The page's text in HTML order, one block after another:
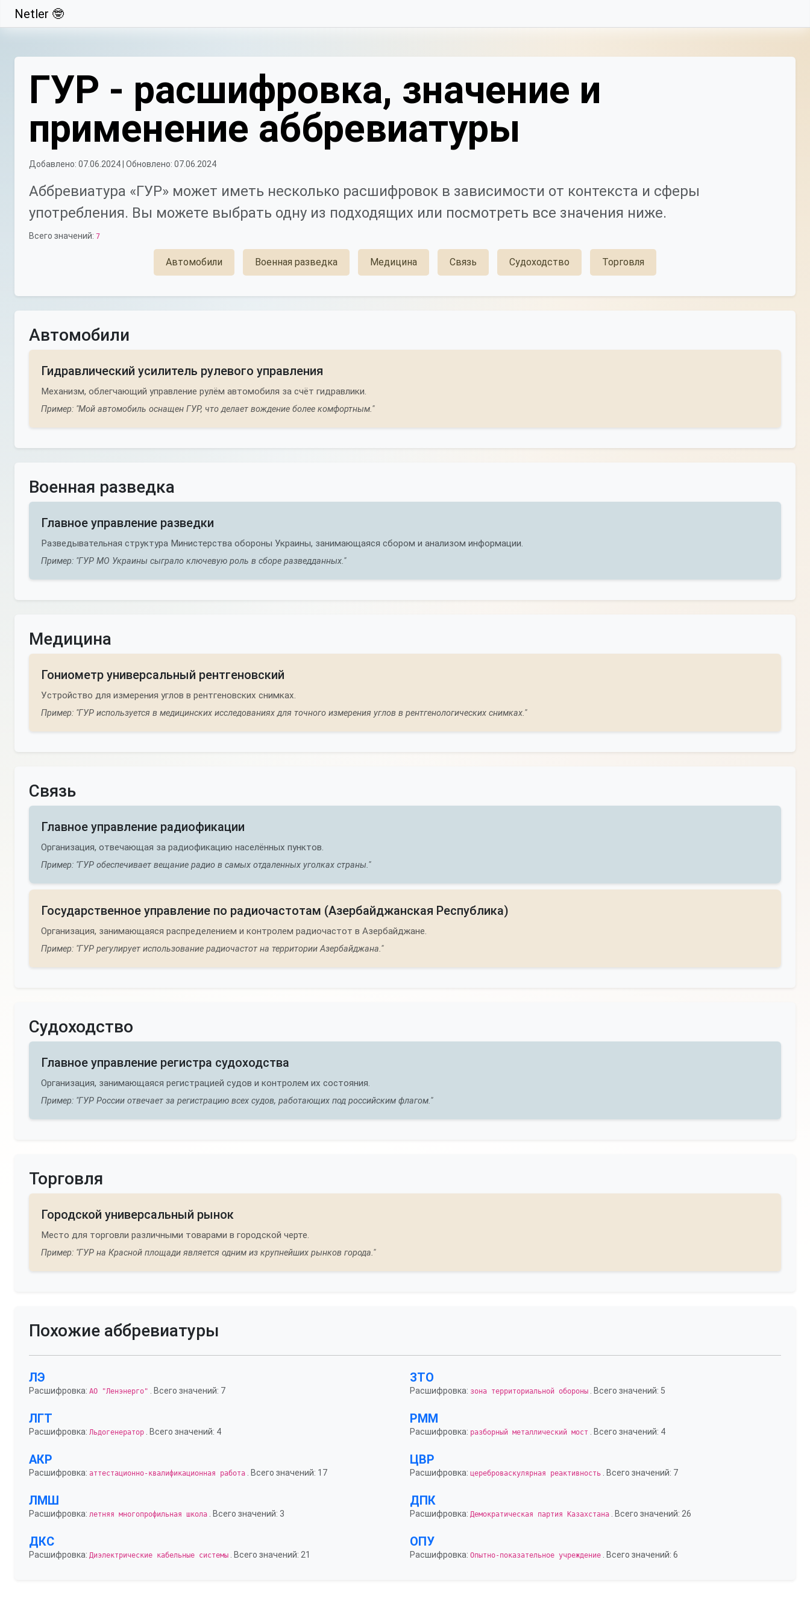
Свернуть
Netler 🤓
ГУР - расшифровка, значение и
применение аббревиатуры
Добавлено: 07.06.2024 | Обновлено: 07.06.2024
Аббревиатура «ГУР» может иметь несколько расшифровок в зависимости от контекста и сферы
употребления. Вы можете выбрать одну из подходящих или посмотреть все значения ниже.
Всего значений: 7
Автомобили Военная разведка Медицина Связь Судоходство Торговля
Автомобили
Гидравлический усилитель рулевого управления
Механизм, облегчающий управление рулём автомобиля за счёт гидравлики.
Пример: "Мой автомобиль оснащен ГУР, что делает вождение более комфортным."
Военная разведка
Главное управление разведки
Разведывательная структура Министерства обороны Украины, занимающаяся сбором и анализом информации.
Пример: "ГУР МО Украины сыграло ключевую роль в сборе разведданных."
Медицина
Гониометр универсальный рентгеновский
Устройство для измерения углов в рентгеновских снимках.
Пример: "ГУР используется в медицинских исследованиях для точного измерения углов в рентгенологических снимках."
Связь
Главное управление радиофикации
Организация, отвечающая за радиофикацию населённых пунктов.
Пример: "ГУР обеспечивает вещание радио в самых отдаленных уголках страны."
Государственное управление по радиочастотам (Азербайджанская Республика)
Организация, занимающаяся распределением и контролем радиочастот в Азербайджане.
Пример: "ГУР регулирует использование радиочастот на территории Азербайджана."
Судоходство
Главное управление регистра судоходства
Организация, занимающаяся регистрацией судов и контролем их состояния.
Пример: "ГУР России отвечает за регистрацию всех судов, работающих под российским флагом."
Торговля
Городской универсальный рынок
Место для торговли различными товарами в городской черте.
Пример: "ГУР на Красной площади является одним из крупнейших рынков города."
Похожие аббревиатуры
ЛЭ
Расшифровка: АО "Ленэнерго" . Всего значений: 7
ЗТО
Расшифровка: зона территориальной обороны . Всего значений: 5
ЛГТ
Расшифровка: Льдогенератор . Всего значений: 4
РММ
Расшифровка: разборный металлический мост . Всего значений: 4
АКР
Расшифровка: аттестационно-квалификационная работа . Всего значений: 17
ЦВР
Расшифровка: цереброваскулярная реактивность . Всего значений: 7
ЛМШ
Расшифровка: летняя многопрофильная школа . Всего значений: 3
ДПК
Расшифровка: Демократическая партия Казахстана . Всего значений: 26
ДКС
Расшифровка: Диэлектрические кабельные системы . Всего значений: 21
ОПУ
Расшифровка: Опытно-показательное учреждение . Всего значений: 6